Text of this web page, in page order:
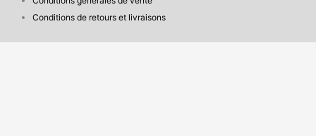
Conditions de retours et livraisons